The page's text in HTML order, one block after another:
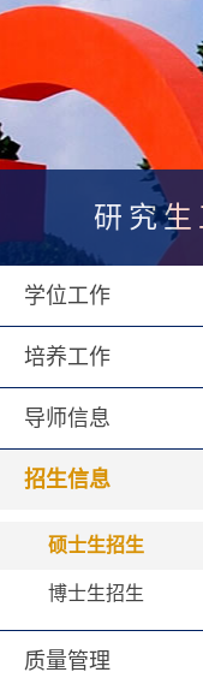
研究生
学位工作
培养工作
导师信息
招生信息
硕士生招生
博士生招生
质量管理